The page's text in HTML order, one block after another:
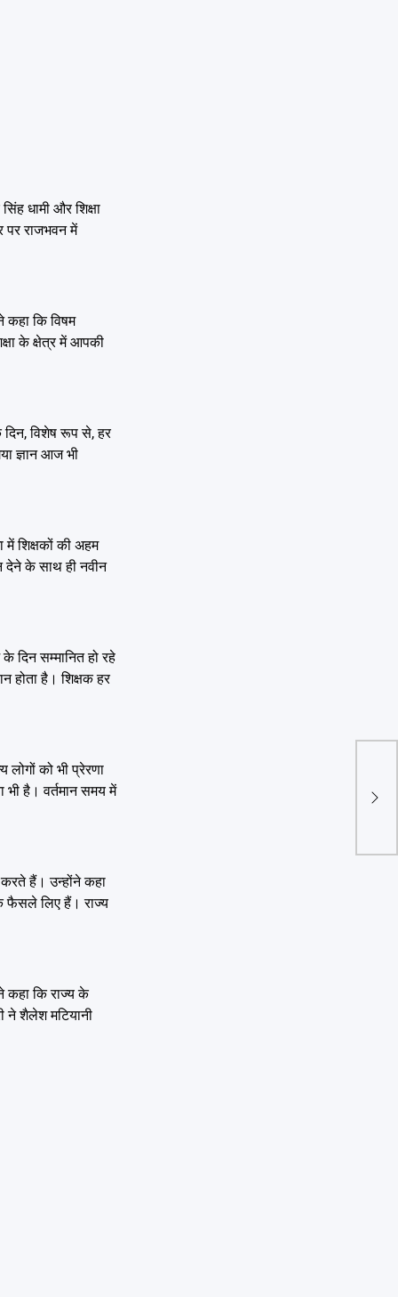
धामी और शिक्षा
पर राजभवन में
कहा कि विषम
के क्षेत्र में आपकी
विशेष रूप से, हर
ज्ञान आज भी
में शिक्षकों की अहम
देने के साथ ही नवीन
दिन सम्मानित हो रहे
होता है। शिक्षक हर
लोगों को भी प्रेरणा
भी है। वर्तमान समय में
हैं। उन्होंने कहा
फैसले लिए हैं। राज्य
कहा कि राज्य के
ने शैलेश मटियानी